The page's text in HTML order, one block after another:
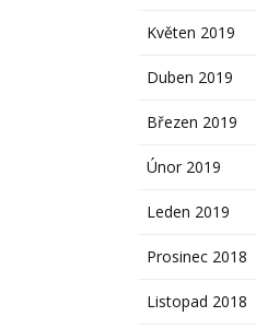
Květen 2019
Duben 2019
Březen 2019
Únor 2019
Leden 2019
Prosinec 2018
Listopad 2018